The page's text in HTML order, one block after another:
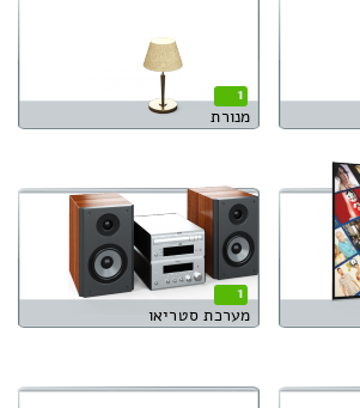
1
מנורת
1
מערכת סטריאו